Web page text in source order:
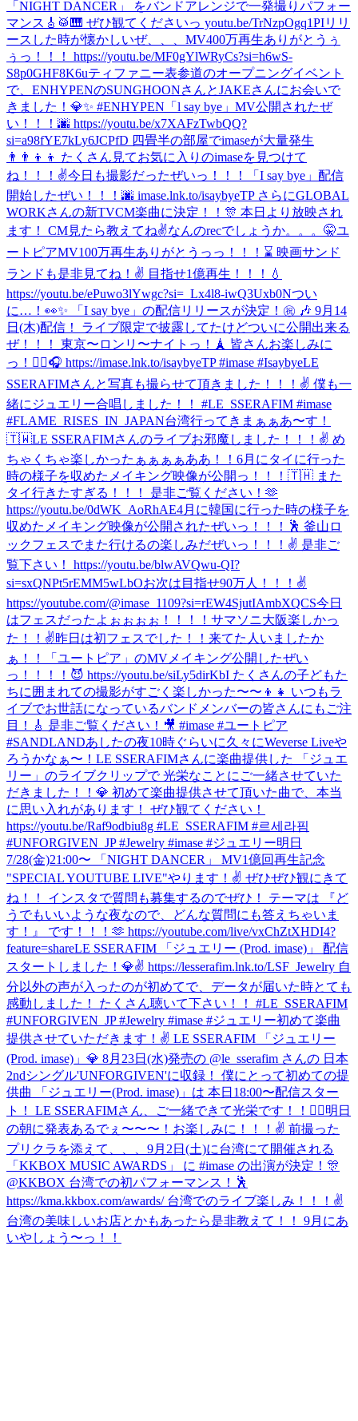
「NIGHT DANCER」 をバンドアレンジで一発撮りパフォー
マンス🎸🥁🎹 ぜひ観てくださいっ youtu.be/TrNzpOgq1PIリリ
ースした時が懐かしいぜ、、、MV400万再生ありがとうぅ
ぅっ！！！ https://youtu.be/MF0gYlWRyCs?si=h6wS-
S8p0GHF8K6uティファニー表参道のオープニングイベント
で、ENHYPENのSUNGHOONさんとJAKEさんにお会いで
きました！💎✨ #ENHYPEN 「l say bye」MV公開されたぜ
い！！！🌆 https://youtu.be/x7XAFzTwbQQ?
si=a98fYE7kLy6JCPfD 四畳半の部屋でimaseが大量発生
👨‍👨‍👦‍👦 たくさん見てお気に入りのimaseを見つけて
ね！！！✌️今日も撮影だったぜいっ！！！
「I say bye」配信
開始したぜい！！！🌆 imase.lnk.to/isaybyeTP さらにGLOBAL
WORKさんの新TVCM楽曲に決定！！🎊 本日より放映され
ます！ CM見たら教えてね✌️なんのrecでしょうか。。。🤫ユ
ートピアMV100万再生ありがとうっっ！！！⌛️ 映画サンド
ランドも是非見てね！✌️ 目指せ1億再生！！！💧
https://youtu.be/ePuwo3lYwgc?si=_Lx4l8-iwQ3Uxb0Nつい
に…！👀✨ 「I say bye」の配信リリースが決定！㊗️ 🎶 9月14
日(木)配信！ ライブ限定で披露してたけどついに公開出来る
ぜ！！！ 東京〜ロンリ〜ナイトっ！🗼 皆さんお楽しみに
っ！✌🏼🎧 https://imase.lnk.to/isaybyeTP #imase #IsaybyeLE
SSERAFIMさんと写真も撮らせて頂きました！！！✌ 僕も一
緒にジュエリー合唱しました！！ #LE_SSERAFIM #imase
#FLAME_RISES_IN_JAPAN台湾行ってきまぁぁあ〜す！
🇹🇼LE SSERAFIMさんのライブお邪魔しました！！！✌️ め
ちゃくちゃ楽しかったぁぁぁぁああ！！ 6月にタイに行った
時の様子を収めたメイキング映像が公開っ！！！🇹🇭 また
タイ行きたすぎる！！！ 是非ご覧ください！🫶
https://youtu.be/0dWK_AoRhAE4月に韓国に行った時の様子を
収めたメイキング映像が公開されたぜいっ！！！🕺 釜山ロ
ックフェスでまた行けるの楽しみだぜいっ！！！✌️ 是非ご
覧下さい！ https://youtu.be/blwAVQwu-QI?
si=sxQNPt5rEMM5wLbOお次は目指せ90万人！！！✌️
https://youtube.com/@imase_1109?si=rEW4SjutIAmbXQCS今日
はフェスだったよぉぉぉぉ！！！！サマソニ大阪楽しかっ
た！！✌️昨日は初フェスでした！！来てた人いましたか
ぁ！！
「ユートピア」のMVメイキング公開したぜい
っ！！！！😈 https://youtu.be/siLy5dirKbI たくさんの子どもた
ちに囲まれての撮影がすごく楽しかった〜〜👦👧 いつもラ
イブでお世話になっているバンドメンバーの皆さんにもご注
目！🎸 是非ご覧ください！🎥 #imase #ユートピア
#SANDLANDあしたの夜10時ぐらいに久々にWeverse Liveや
ろうかなぁ〜！ LE SSERAFIMさんに楽曲提供した 「ジュエ
リー」のライブクリップで 光栄なことにご一緒させていた
だきました！！💎 初めて楽曲提供させて頂いた曲で、本当
に思い入れがあります！ ぜひ観てください！
https://youtu.be/Raf9odbiu8g #LE_SSERAFIM #르세라핌
#UNFORGIVEN_JP #Jewelry #imase #ジュエリー明日
7/28(金)21:00〜 「NIGHT DANCER」 MV1億回再生記念
"SPECIAL YOUTUBE LIVE"やります！✌️ ぜひぜひ観にきて
ね！！ インスタで質問も募集するのでぜひ！ テーマは 『ど
うでもいいような夜なので、どんな質問にも答えちゃいま
す！』 です！！！🫶 https://youtube.com/live/vxChZtXHDI4?
feature=shareLE SSERAFIM 「ジュエリー (Prod. imase)」 配信
スタートしました！💎✌️ https://lesserafim.lnk.to/LSF_Jewelry 自
分以外の声が入ったのが初めてで、データが届いた時とても
感動しました！ たくさん聴いて下さい！！ #LE_SSERAFIM
#UNFORGIVEN_JP #Jewelry #imase #ジュエリー初めて楽曲
提供させていただきます！✌️ LE SSERAFIM 「ジュエリー
(Prod. imase)」💎 8月23日(水)発売の @le_sserafim さんの 日本
2ndシングル'UNFORGIVEN'に収録！ 僕にとって初めての提
供曲 「ジュエリー(Prod. imase)」は 本日18:00〜配信スター
ト！ LE SSERAFIMさん、ご一緒できて光栄です！！🙇‍♂️明日
の朝に発表あるでぇ〜〜〜！お楽しみに！！！✌️ 前撮った
プリクラを添えて、、、 9月2日(土)に台湾にて開催される
「KKBOX MUSIC AWARDS」 に #imase の出演が決定！🎊
@KKBOX 台湾での初パフォーマンス！🕺
https://kma.kkbox.com/awards/ 台湾でのライブ楽しみ！！！✌️
台湾の美味しいお店とかもあったら是非教えて！！ 9月にあ
いやしょう〜っ！！